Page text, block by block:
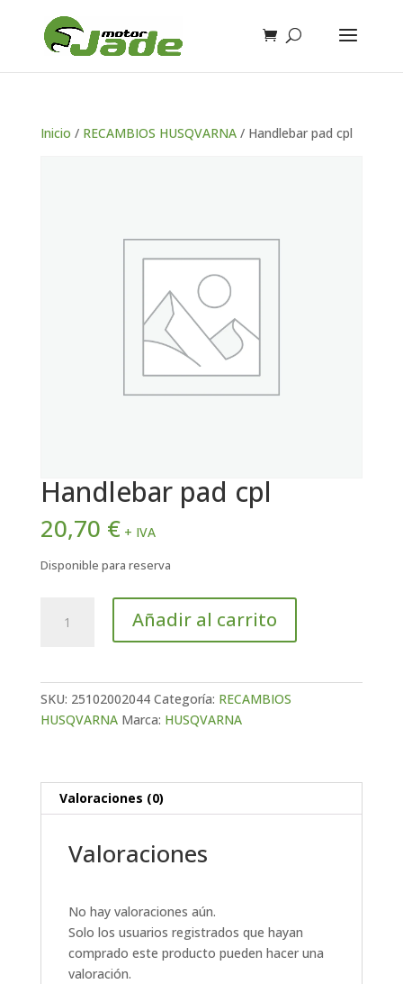
Inicio / RECAMBIOS HUSQVARNA/ Handlebar pad cpl
Handlebar pad cpl
20,70 € + IVA
Disponible para reserva
Añadir al carrito
SKU: 25102002044 Categoría: RECAMBIOS
HUSQVARNA Marca: HUSQVARNA
Valoraciones (0)
Valoraciones
No hay valoraciones aún.
Solo los usuarios registrados que hayan
comprado este producto pueden hacer una
valoración.